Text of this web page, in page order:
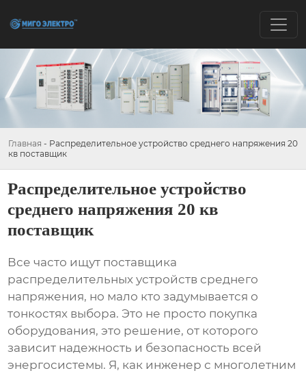
Главная - Распределительное устройство среднего напряжения 20
кв поставщик
Распределительное устройство
среднего напряжения 20 кв
поставщик
Все часто ищут поставщика
распределительных устройств среднего
напряжения, но мало кто задумывается о
тонкостях выбора. Это не просто покупка
оборудования, это решение, от которого
зависит надежность и безопасность всей
энергосистемы. Я, как инженер с многолетним